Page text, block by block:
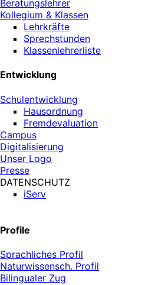
Beratungslehrer
Kollegium & Klassen
Lehrkräfte
Sprechstunden
Klassenlehrerliste
Entwicklung
Schulentwicklung
Hausordnung
Fremdevaluation
Campus
Digitalisierung
Unser Logo
Presse
DATENSCHUTZ
iServ
Profile
Sprachliches Profil
Naturwissensch. Profil
Bilingualer Zug